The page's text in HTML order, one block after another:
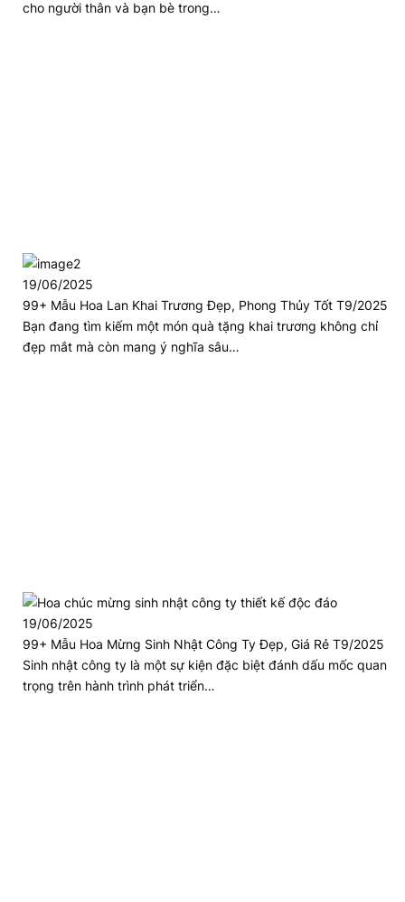
cho người thân và bạn bè trong…
19/06/2025
99+ Mẫu Hoa Lan Khai Trương Đẹp, Phong Thủy Tốt T9/2025
Bạn đang tìm kiếm một món quà tặng khai trương không chỉ
đẹp mắt mà còn mang ý nghĩa sâu…
19/06/2025
99+ Mẫu Hoa Mừng Sinh Nhật Công Ty Đẹp, Giá Rẻ T9/2025
Sinh nhật công ty là một sự kiện đặc biệt đánh dấu mốc quan
trọng trên hành trình phát triển…